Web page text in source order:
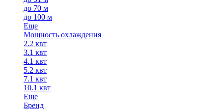
до 70 м
до 100 м
Еще
Мощность охлаждения
2.2 квт
3.1 квт
4.1 квт
5.2 квт
7.1 квт
10.1 квт
Еще
Бренд